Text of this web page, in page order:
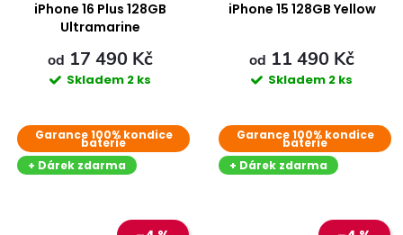
iPhone 16 Plus 128GB
Ultramarine
od 17 490 Kč
Skladem 2 ks
iPhone 15 128GB Yellow
od 11 490 Kč
Skladem 2 ks
Garance 100% kondice
baterie
+ Dárek zdarma
Garance 100% kondice
baterie
+ Dárek zdarma